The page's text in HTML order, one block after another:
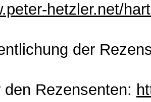
hetzler.net/
der
den Rezensenten: